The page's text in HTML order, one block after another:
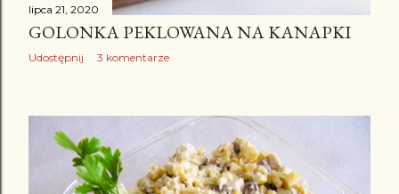
lipca 21, 2020
GOLONKA PEKLOWANA NA KANAPKI
Udostępnij 3 komentarze